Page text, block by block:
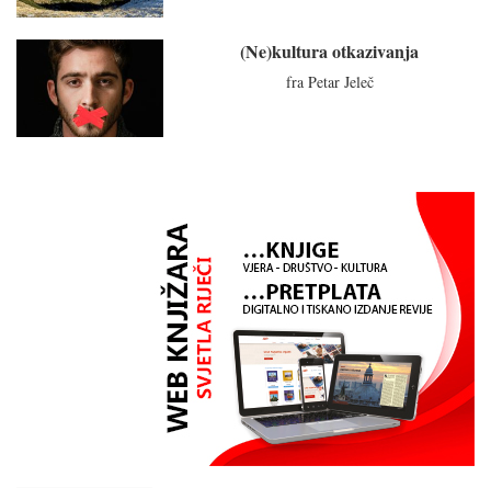
(Ne)kultura otkazivanja
fra Petar Jeleč